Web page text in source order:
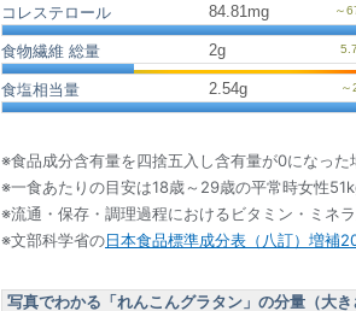
コレステロール
84.81 mg
食物繊維 総量 2g
食塩相当量 2.54g
※食品成分含有量を四捨五入し含有量が0になった
※一食あたりの目安は18歳～29歳の平常時女性
※流通・保存・調理過程におけるビタミン・ミネ
※文部科学省の日本食品標準成分表（八訂）増補
写真でわかる「れんこんグラタン」の分量（大